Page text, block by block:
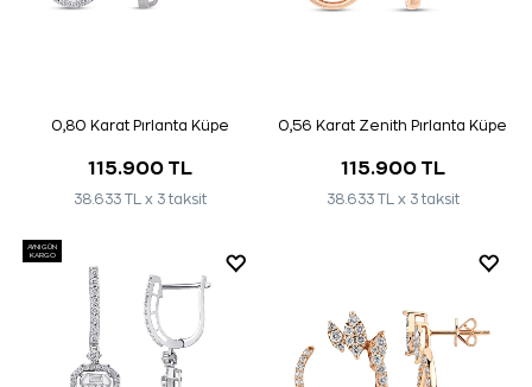
0,80 Karat Pırlanta Küpe
115.900 TL
38.633 TL x 3 taksit
0,56 Karat Zenith Pırlanta Küpe
115.900 TL
38.633 TL x 3 taksit
AYNI GÜN
KARGO